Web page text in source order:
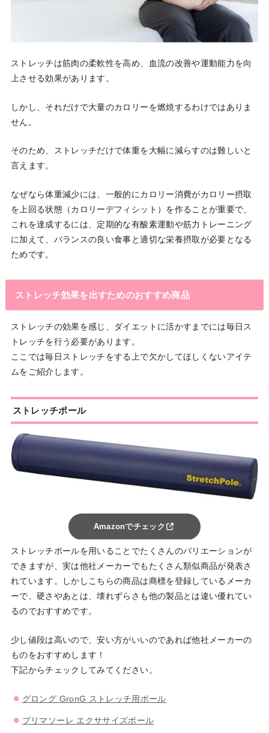
ストレッチは筋肉の柔軟性を高め、血流の改善や運動能力を向
上させる効果があります。
しかし、それだけで大量のカロリーを燃焼するわけではありま
せん。
そのため、ストレッチだけで体重を大幅に減らすのは難しいと
言えます。
なぜなら体重減少には、一般的にカロリー消費がカロリー摂取
を上回る状態（カロリーデフィシット）を作ることが重要で、
これを達成するには、定期的な有酸素運動や筋力トレーニング
に加えて、バランスの良い食事と適切な栄養摂取が必要となる
ためです。
ストレッチ効果を出すためのおすすめ商品
ストレッチの効果を感じ、ダイエットに活かすまでには毎日ス
トレッチを行う必要があります。
ここでは毎日ストレッチをする上で欠かしてほしくないアイテ
ムをご紹介します。
ストレッチポール
Amazonでチェック
ストレッチポールを用いることでたくさんのバリエーションが
できますが、実は他社メーカーでもたくさん類似商品が発表さ
れています。しかしこちらの商品は商標を登録しているメーカ
ーで、硬さやあとは、壊れずらさも他の製品とは違い優れてい
るのでおすすめです。
少し値段は高いので、安い方がいいのであれば他社メーカーの
ものをおすすめします！
下記からチェックしてみてください。
グロング GronG ストレッチ用ポール
プリマソーレ エクササイズボール